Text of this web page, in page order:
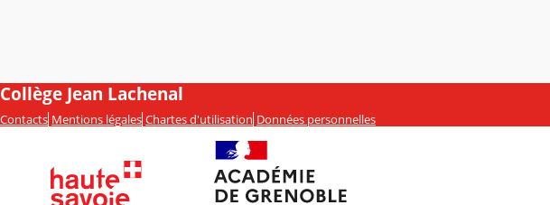
Collège Jean Lachenal
Contacts Mentions légales Chartes d'utilisation Données personnelles